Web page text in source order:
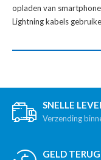
opladen van
Lightning kabels
SNELLE
Verzending
GELD TERUG